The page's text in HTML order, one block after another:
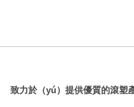
致力於（yú）提供優質的滾塑